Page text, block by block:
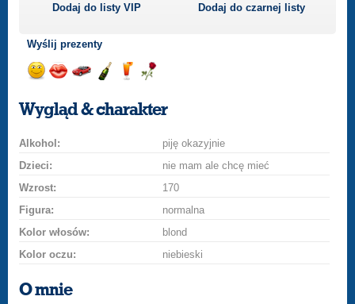
Dodaj do listyVIP Dodaj do czarnej listy
Wyślij prezenty
uśmiech
buziakasamochodem
szampana
drinka
różę
Wygląd & charakter
Alkohol:
piję okazyjnie
Dzieci:
nie mam ale chcę mieć
Wzrost:
170
Figura:
normalna
Kolor włosów:
blond
Kolor oczu:
niebieski
O mnie